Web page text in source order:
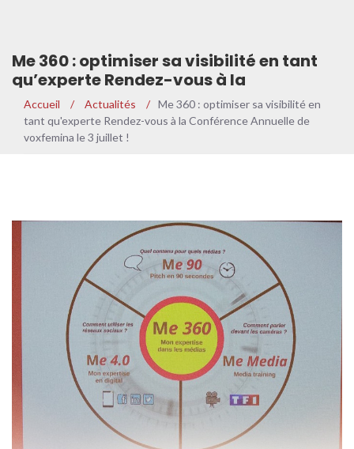
Me 360 : optimiser sa visibilité en tant
qu’experte Rendez-vous à la
Conférence Annuelle de voxfemina le 3
juillet !
Accueil / Actualités / Me 360 : optimiser sa visibilité en
tant qu'experte Rendez-vous à la Conférence Annuelle de
voxfemina le 3 juillet !